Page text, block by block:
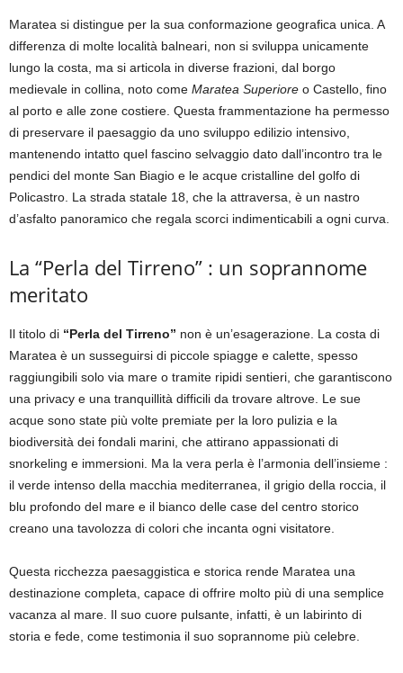
Maratea si distingue per la sua conformazione geografica unica. A
differenza di molte località balneari, non si sviluppa unicamente
lungo la costa, ma si articola in diverse frazioni, dal borgo
medievale in collina, noto come Maratea Superiore o Castello, fino
al porto e alle zone costiere. Questa frammentazione ha permesso
di preservare il paesaggio da uno sviluppo edilizio intensivo,
mantenendo intatto quel fascino selvaggio dato dall’incontro tra le
pendici del monte San Biagio e le acque cristalline del golfo di
Policastro. La strada statale 18, che la attraversa, è un nastro
d’asfalto panoramico che regala scorci indimenticabili a ogni curva.
La “Perla del Tirreno” : un soprannome
meritato
Il titolo di “Perla del Tirreno” non è un’esagerazione. La costa di
Maratea è un susseguirsi di piccole spiagge e calette, spesso
raggiungibili solo via mare o tramite ripidi sentieri, che garantiscono
una privacy e una tranquillità difficili da trovare altrove. Le sue
acque sono state più volte premiate per la loro pulizia e la
biodiversità dei fondali marini, che attirano appassionati di
snorkeling e immersioni. Ma la vera perla è l’armonia dell’insieme :
il verde intenso della macchia mediterranea, il grigio della roccia, il
blu profondo del mare e il bianco delle case del centro storico
creano una tavolozza di colori che incanta ogni visitatore.
Questa ricchezza paesaggistica e storica rende Maratea una
destinazione completa, capace di offrire molto più di una semplice
vacanza al mare. Il suo cuore pulsante, infatti, è un labirinto di
storia e fede, come testimonia il suo soprannome più celebre.